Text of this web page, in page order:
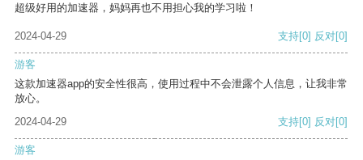
超级好用的加速器，妈妈再也不用担心我的学习啦！
2024-04-29 支持[0] 反对[0]
游客
这款加速器app的安全性很高，使用过程中不会泄露个人信息，让我非常
放心。
2024-04-29
支持[0] 反对[0]
游客